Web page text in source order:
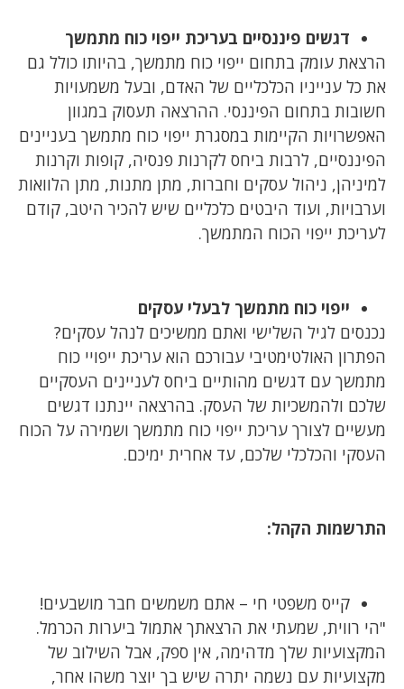
דגשים פיננסיים בעריכת ייפוי כוח מתמשך
הרצאת עומק בתחום ייפוי כוח מתמשך, בהיותו כולל גם
את כל ענייניו הכלכליים של האדם, ובעל משמעויות
חשובות בתחום הפיננסי. ההרצאה תעסוק במגוון
האפשרויות הקיימות במסגרת ייפוי כוח מתמשך בעניינים
הפיננסיים, לרבות ביחס לקרנות פנסיה, קופות וקרנות
למיניהן, ניהול עסקים וחברות, מתן מתנות, מתן הלוואות
וערבויות, ועוד היבטים כלכליים שיש להכיר היטב, קודם
לעריכת ייפוי הכוח המתמשך.
ייפוי כוח מתמשך לבעלי עסקים
נכנסים לגיל השלישי ואתם ממשיכים לנהל עסקים?
הפתרון האולטימטיבי עבורכם הוא עריכת ייפויי כוח
מתמשך עם דגשים מהותיים ביחס לעניינים העסקיים
שלכם ולהמשכיות של העסק. בהרצאה יינתנו דגשים
מעשיים לצורך עריכת ייפוי כוח מתמשך ושמירה על הכוח
העסקי והכלכלי שלכם, עד אחרית ימיכם.
התרשמות הקהל:
קייס משפטי חי – אתם משמשים חבר מושבעים!
"הי רווית, שמעתי את הרצאתך אתמול ביערות הכרמל.
המקצועיות שלך מדהימה, אין ספק, אבל השילוב של
מקצועיות עם נשמה יתרה שיש בך יוצר משהו אחר,